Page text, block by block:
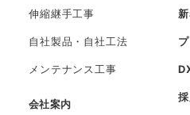
伸縮継手工事
自社製品・自社工法
メンテナンス工事
会社案内